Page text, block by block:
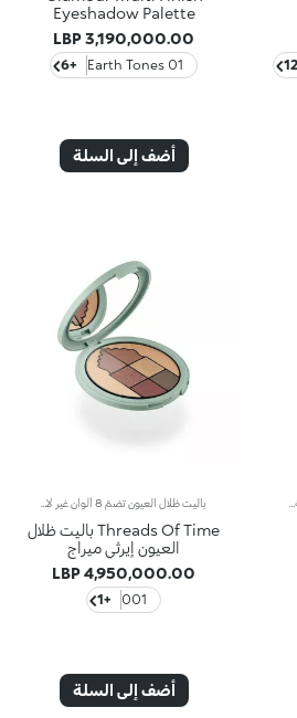
Eyeshadow Palette
3,190,000.00 LBP
01 Earth Tones
+6
أضف إلى السلة
Threads Of Time باليت ظلال
العيون إيرثي ميراج
4,950,000.00 LBP
001
+1
أضف إلى السلة